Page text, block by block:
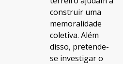
construir uma
memoralidade
coletiva. Além
disso, pretende-
se investigar o